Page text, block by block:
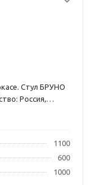
Стул БРУНО
Россия,
1100
600
1000